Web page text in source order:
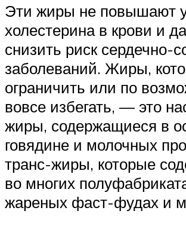
Эти жиры не повышают
холестерина в крови и
снизить риск сердечно-
заболеваний. Жиры,
ограничить или по
вовсе избегать, — это
жиры, содержащиеся в
говядине и молочных
транс-жиры, которые
во многих
жареных фаст-фудах и